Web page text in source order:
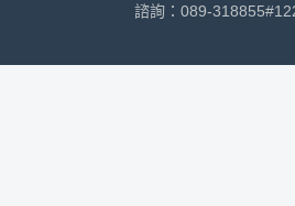
諮詢：089-